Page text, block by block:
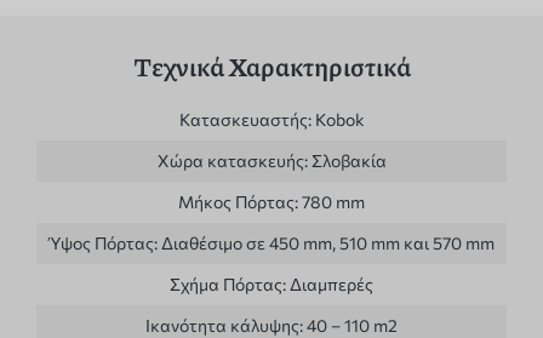
Τεχνικά Χαρακτηριστικά
Κατασκευαστής: Kobok
Χώρα κατασκευής: Σλοβακία
Μήκος Πόρτας:780 mm
Ύψος Πόρτας: Διαθέσιμο σε 450 mm, 510 mm και 570 mm
Σχήμα Πόρτας: Διαμπερές
Ικανότητα κάλυψης:40 – 110 m2